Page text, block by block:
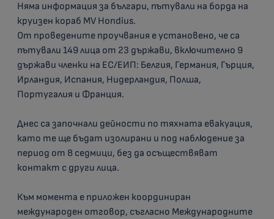
Няма информация за българи, пътували на борда на
круизен кораб MV Hondius.
От проведените проучвания е установено, че са
пътували 149 лица от 23 държави, включително 9
държави членки на ЕС/ЕИП: Белгия, Германия, Гърция,
Ирландия, Испания, Нидерландия, Полша,
Португалия и Франция.
Днес са започнали дейности по тяхната евакуация,
като те ще бъдат изолирани и под наблюдение за
период от 8 седмици, без да осъществяват
контакт с други лица.
Към момента е приложен координиран
международен отговор, съгласно Международните